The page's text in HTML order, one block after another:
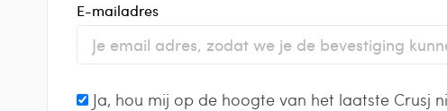
E-mailadres
Ja, hou mij op de hoogte van het laatste Crusj